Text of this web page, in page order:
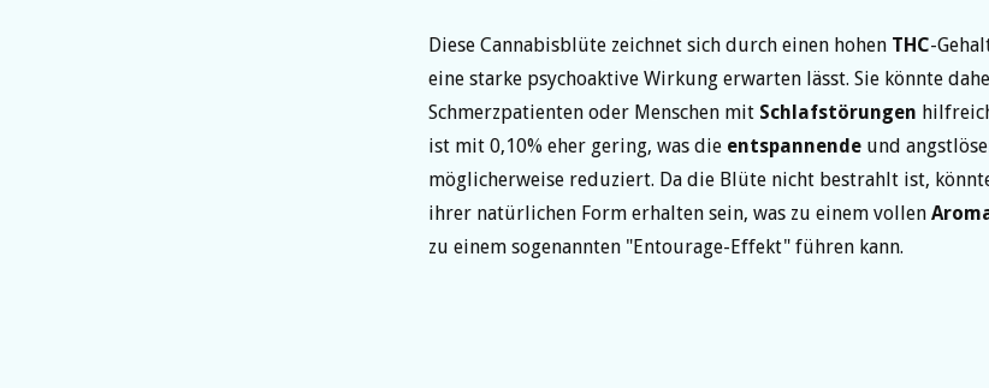
Diese Cannabisblüte zeichnet sich durch einen hohen THC-
eine starke psychoaktive Wirkung erwarten lässt. Sie könnte
Schmerzpatienten oder Menschen mit Schlafstörungen
ist mit 0,10% eher gering, was die entspannende und
möglicherweise reduziert. Da die Blüte nicht bestrahlt ist,
ihrer natürlichen Form erhalten sein, was zu einem vollen
zu einem sogenannten "Entourage-Effekt" führen kann.